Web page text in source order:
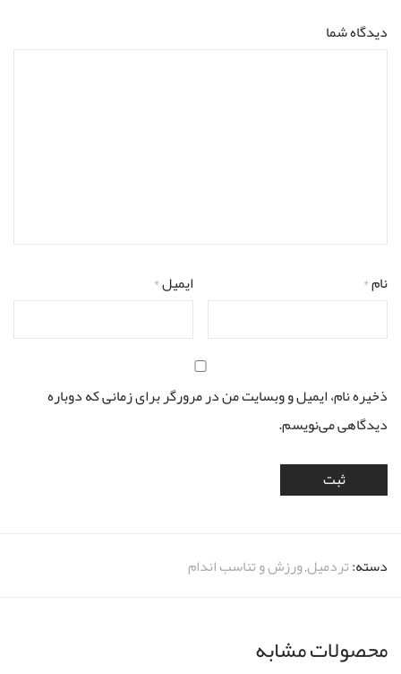
دیدگاه شما
نام* ایمیل*
ذخیره نام، ایمیل و وبسایت من در مرورگر برای زمانی که دوباره
دیدگاهی می‌نویسم.
دسته:تردمیل,ورزش و تناسب اندام
محصولات مشابه